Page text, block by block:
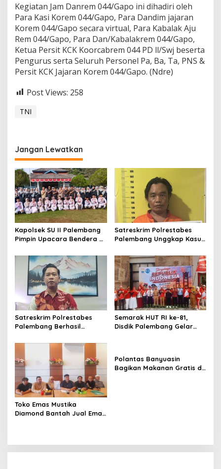
Kegiatan Jam Danrem 044/Gapo ini dihadiri oleh
Para Kasi Korem 044/Gapo, Para Dandim jajaran
Korem 044/Gapo secara virtual, Para Kabalak Aju
Rem 044/Gapo, Para Dan/Kabalakrem 044/Gapo,
Ketua Persit KCK Koorcabrem 044 PD ll/Swj beserta
Pengurus serta Seluruh Personel Pa, Ba, Ta, PNS &
Persit KCK Jajaran Korem 044/Gapo. (Ndre)
Post Views: 258
TNI
Jangan Lewatkan
Kapolsek SU II Palembang
Pimpin Upacara Bendera di
Satreskrim Polrestabes
Palembang Unggkap Kasus
Satreskrim Polrestabes
Palembang Berhasil
Dalam Jabatan ! !
Semarak HUT RI ke-81,
Disdik Palembang Gelar
Toko Emas Mustika
Diamond Bantah Jual Emas
Polantas Banyuasin
Bagikan Makanan Gratis di